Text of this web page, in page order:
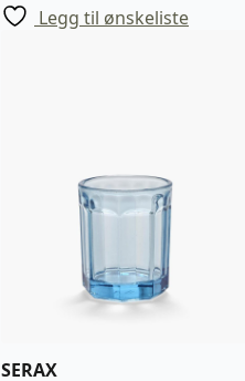
Legg til ønskeliste
SERAX